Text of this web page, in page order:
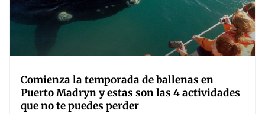
Comienza la temporada de ballenas en
Puerto Madryn y estas son las 4 actividades
que no te puedes perder